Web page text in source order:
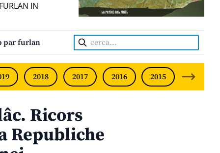
INDIPENDENT • INDEPENDENT FRIULIAN MONTHLY •
par furlan Cerca:
2018 2017 2016 2015 2014
Ricors
Republiche